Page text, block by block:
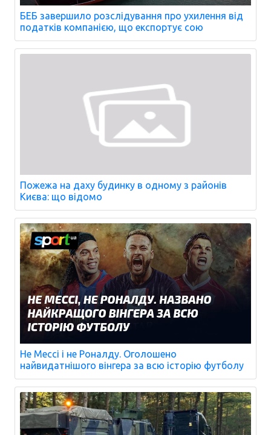
БЕБ завершило розслідування про ухилення від
податків компанією, що експортує сою
Пожежа на даху будинку в одному з районів
Києва: що відомо
Не Мессі і не Роналду. Оголошено
найвидатнішого вінгера за всю історію футболу